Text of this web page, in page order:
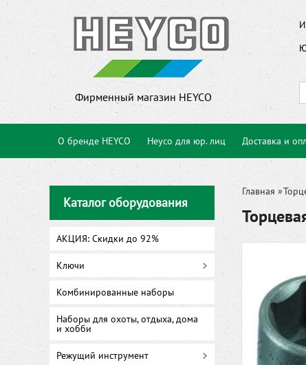
Фирменный магазин HEYCO
О бренде HEYCO Heyco для юр. лиц Доставка и
Каталог оборудования
АКЦИЯ: Скидки до 92%
Ключи
Комбинированные наборы
Наборы для охоты, отдыха, дома
и хобби
Режущий инструмент
Главная »